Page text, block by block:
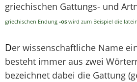
griechischen Gattungs- und
griechischen Endung -os wird zum Beispiel die
Der wissenschaftliche Name
besteht immer aus zwei
bezeichnet dabei die Gattung